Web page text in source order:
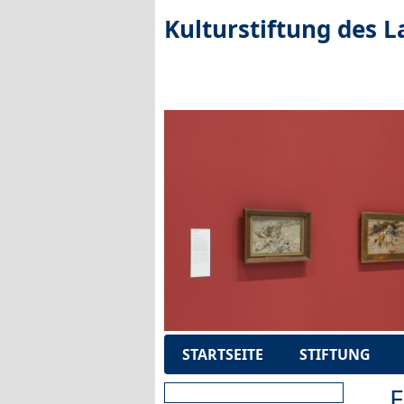
Kulturstiftung des
Navigation
STARTSEITE STIFTUNG